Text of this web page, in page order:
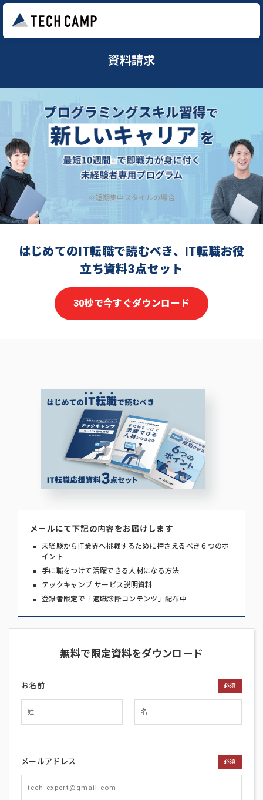
資料請求
※短期集中スタイルの場合
はじめてのIT転職で読むべき、IT転職お役
立ち資料3点セット
30秒で今すぐダウンロード
メールにて下記の内容をお届けします
未経験からIT業界へ挑戦するために押さえるべき６つのポ
イント
手に職をつけて活躍できる人材になる方法
テックキャンプ サービス説明資料
登録者限定で「適職診断コンテンツ」配布中
無料で限定資料をダウンロード
お名前 必須
メールアドレス 必須